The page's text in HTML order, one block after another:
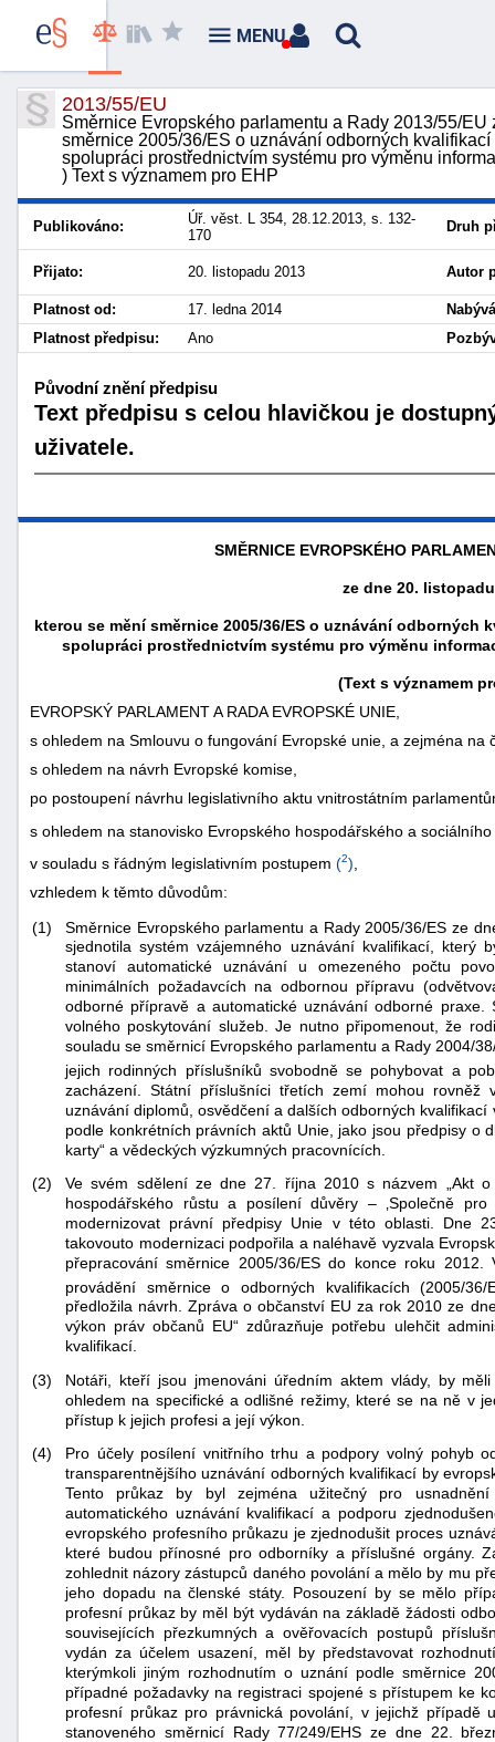
2013/55/EU
Směrnice Evropského parlamentu a Rady 2013/55/
směrnice 2005/36/ES o uznávání odborných
spolupráci prostřednictvím systému pro výměnu
) Text s významem pro EHP
Publikováno:
Úř. věst. L 354, 28.12.2013, s. 132-
170
Druh
Přijato: 20. listopadu 2013 Autor
Platnost od: 17. ledna 2014
Platnost předpisu:
Ano
Původní znění předpisu
Text předpisu s celou hlavičkou je
uživatele.
SMĚRNICE EVROPSKÉHO
ze dne 20.
kterou se mění směrnice 2005/36/ES o uznávání odborných
spolupráci prostřednictvím systému pro výměnu
(Text s významem
EVROPSKÝ PARLAMENT A RADA EVROPSKÉ UNIE,
s ohledem na Smlouvu o fungování Evropské unie, a zejména
s ohledem na návrh Evropské komise,
po postoupení návrhu legislativního aktu vnitrostátním
s ohledem na stanovisko Evropského hospodářského a
v souladu s řádným legislativním postupem (2)
vzhledem k těmto důvodům:
(1)
Směrnice Evropského parlamentu a Rady 2005/36/ES ze
sjednotila systém vzájemného uznávání kvalifikací, který
stanoví automatické uznávání u omezeného počtu
minimálních požadavcích na odbornou přípravu
odborné přípravě a automatické uznávání odborné praxe.
volného poskytování služeb. Je nutno připomenout, že
souladu se směrnicí Evropského parlamentu a Rady 2004/
jejich rodinných příslušníků svobodně se pohybovat a
zacházení. Státní příslušníci třetích zemí mohou rovněž
uznávání diplomů, osvědčení a dalších odborných
podle konkrétních právních aktů Unie, jako jsou předpisy o
karty“ a vědeckých výzkumných pracovnících.
(2)
Ve svém sdělení ze dne 27. října 2010 s názvem „Akt
hospodářského růstu a posílení důvěry – ‚Společně
modernizovat právní předpisy Unie v této oblasti. Dne
takovouto modernizaci podpořila a naléhavě vyzvala
přepracování směrnice 2005/36/ES do konce roku
provádění směrnice o odborných kvalifikacích (2005/36/
předložila návrh. Zpráva o občanství EU za rok 2010 ze
výkon práv občanů EU“ zdůrazňuje potřebu ulehčit
kvalifikací.
(3)
Notáři, kteří jsou jmenováni úředním aktem vlády, by
ohledem na specifické a odlišné režimy, které se na ně v
přístup k jejich profesi a její výkon.
(4)
Pro účely posílení vnitřního trhu a podpory volný pohyb
transparentnějšího uznávání odborných kvalifikací by
Tento průkaz by byl zejména užitečný pro
automatického uznávání kvalifikací a podporu
evropského profesního průkazu je zjednodušit proces
které budou přínosné pro odborníky a příslušné orgány.
zohlednit názory zástupců daného povolání a mělo by mu
jeho dopadu na členské státy. Posouzení by se mělo
profesní průkaz by měl být vydáván na základě žádosti
souvisejících přezkumných a ověřovacích postupů
vydán za účelem usazení, měl by představovat
kterýmkoli jiným rozhodnutím o uznání podle směrnice
případné požadavky na registraci spojené s přístupem ke
profesní průkaz pro právnická povolání, v jejichž případě
stanoveného směrnicí Rady 77/249/EHS ze dne 22.
MENU
náhrady
škody
+náhrady
-
náhrady